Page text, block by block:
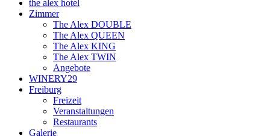
the alex hotel
Zimmer
The Alex DOUBLE
The Alex QUEEN
The Alex KING
The Alex TWIN
Angebote
WINERY29
Freiburg
Freizeit
Veranstaltungen
Restaurants
Galerie